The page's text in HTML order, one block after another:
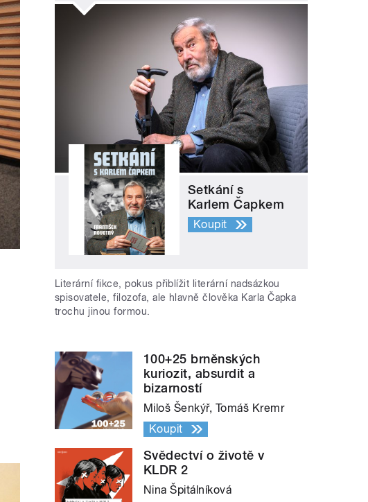
Setkání s
Karlem Čapkem
Koupit
Literární fikce, pokus přiblížit literární nadsázkou
spisovatele, filozofa, ale hlavně člověka Karla Čapka
trochu jinou formou.
100+25 brněnských
kuriozit, absurdit a
bizarností
Miloš Šenkýř, Tomáš Kremr
Koupit
Svědectví o životě v
KLDR 2
Nina Špitálníková